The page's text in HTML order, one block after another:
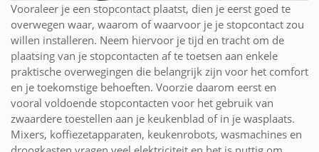
Vooraleer je een stopcontact plaatst, dien je eerst goed te
overwegen waar, waarom of waarvoor je je stopcontact zou
willen installeren. Neem hiervoor je tijd en tracht om de
plaatsing van je stopcontacten af te toetsen aan enkele
praktische overwegingen die belangrijk zijn voor het comfort
en je toekomstige behoeften. Voorzie daarom eerst en
vooral voldoende stopcontacten voor het gebruik van
zwaardere toestellen aan je keukenblad of in je wasplaats.
Mixers, koffiezetapparaten, keukenrobots, wasmachines en